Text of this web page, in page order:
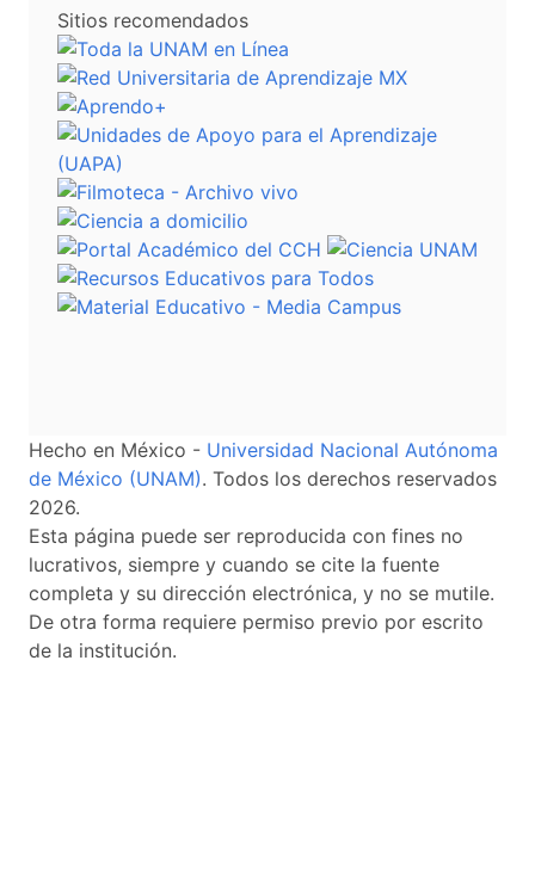
Sitios recomendados
Hecho en México - Universidad Nacional Autónoma
de México (UNAM). Todos los derechos reservados
2026.
Esta página puede ser reproducida con fines no
lucrativos, siempre y cuando se cite la fuente
completa y su dirección electrónica, y no se mutile.
De otra forma requiere permiso previo por escrito
de la institución.